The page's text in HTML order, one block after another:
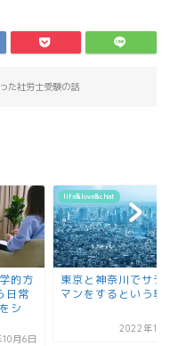
た社労士受験の話
的方
日常
シ
月6日
life&love&chat
東京と神奈川でサラ
マンをするという事
2022年11